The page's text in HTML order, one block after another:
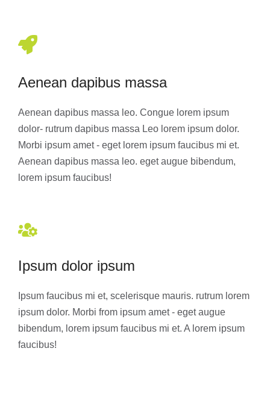
Aenean dapibus massa
Aenean dapibus massa leo. Congue lorem ipsum
dolor- rutrum dapibus massa Leo lorem ipsum dolor.
Morbi ipsum amet - eget lorem ipsum faucibus mi et.
Aenean dapibus massa leo. eget augue bibendum,
lorem ipsum faucibus!
Ipsum dolor ipsum
Ipsum faucibus mi et, scelerisque mauris. rutrum lorem
ipsum dolor. Morbi from ipsum amet - eget augue
bibendum, lorem ipsum faucibus mi et. A lorem ipsum
faucibus!